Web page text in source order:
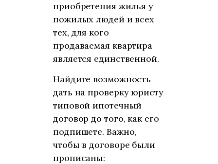
приобретения жилья у
пожилых людей и всех
тех, для кого
продаваемая квартира
является единственной.
Найдите возможность
дать на проверку юристу
типовой ипотечный
договор до того, как его
подпишете. Важно,
чтобы в договоре были
прописаны: